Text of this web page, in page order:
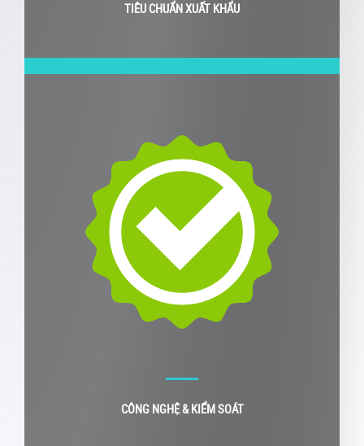
TIÊU CHUẨN XUẤT KHẨU
CÔNG NGHỆ & KIỂM SOÁT